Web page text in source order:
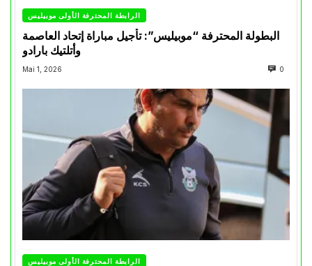
الرابطة المحترفة الأولى موبيليس
البطولة المحترفة “موبيليس”: تأجيل مباراة إتحاد العاصمة
وأتلتيك بارادو
Mai 1, 2026 0
الرابطة المحترفة الأولى موبيليس